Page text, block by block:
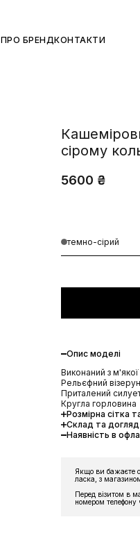
ПРО БРЕНДКОНТАКТИ
сірому
5600 ₴
темно-сірий
Опис моделі
Виконаний з м'якої
Рельєфний
Приталений
Кругла горловина
Розмірна сітка
Склад та догляд
Наявність в
Якщо ви бажаєте
ласка, з
Перед візитом в
номером телефону